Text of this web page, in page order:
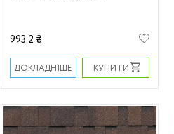
993.2 ₴
ДОКЛАДНІШЕ КУПИТИ